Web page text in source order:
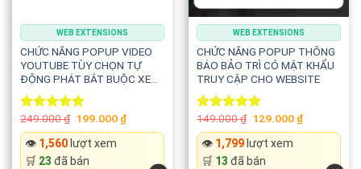
WEB EXTENSIONS
CHỨC NĂNG POPUP VIDEO
YOUTUBE TÙY CHỌN TỰ
ĐỘNG PHÁT BẮT BUỘC XEM
CHO MỌI WEBSITE
Rated5.00
out of 5
249.000₫ Original
was:
249.000 ₫.
199.000 ₫Current
price
👁️ 1,560lượt xem
🛒 23 đã bán
WEB EXTENSIONS
CHỨC NĂNG POPUP THÔNG
BÁO BẢO TRÌ CÓ MẬT KHẨU
TRUY CẬP CHO WEBSITE
Rated5.00
out of 5
149.000₫ Original
was:
149.000 ₫.
129.000 ₫Current
price
👁️ 1,799lượt xem
🛒 13 đã bán